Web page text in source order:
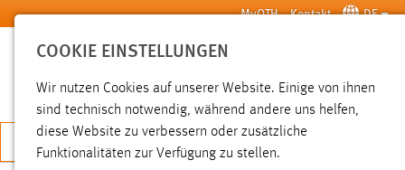
Zum Hauptinhalt springen MyOTH Kontakt DE
SUCHE
JETZT BEWERBEN
COOKIE EINSTELLUNGEN
Wir nutzen Cookies auf unserer Website. Einige von ihnen
sind technisch notwendig, während andere uns helfen,
diese Website zu verbessern oder zusätzliche
Funktionalitäten zur Verfügung zu stellen.